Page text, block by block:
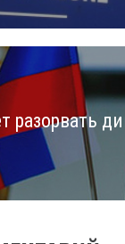
разорвать